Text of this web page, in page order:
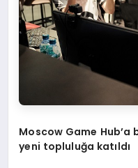
Moscow Game Hub’a
yeni topluluğa katıldı